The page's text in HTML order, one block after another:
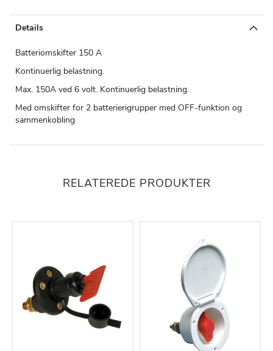
Details
Batteriomskifter 150 A
Kontinuerlig belastning.
Max. 150A ved 6 volt. Kontinuerlig belastning.
Med omskifter for 2 batterierigrupper med OFF-funktion og
sammenkobling
RELATEREDE PRODUKTER